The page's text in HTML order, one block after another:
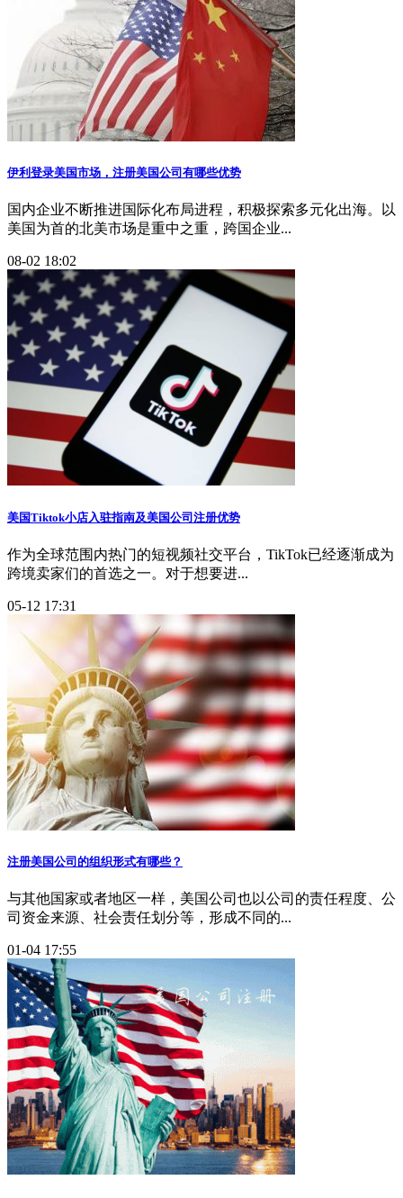
伊利登录美国市场，注册美国公司有哪些优势
国内企业不断推进国际化布局进程，积极探索多元化出海。以
美国为首的北美市场是重中之重，跨国企业...
08-02 18:02
美国Tiktok小店入驻指南及美国公司注册优势
作为全球范围内热门的短视频社交平台，TikTok已经逐渐成为
跨境卖家们的首选之一。对于想要进...
05-12 17:31
注册美国公司的组织形式有哪些？
与其他国家或者地区一样，美国公司也以公司的责任程度、公
司资金来源、社会责任划分等，形成不同的...
01-04 17:55